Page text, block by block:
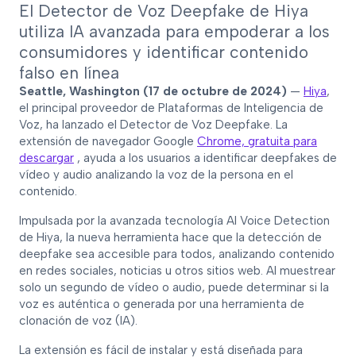
El Detector de Voz Deepfake de Hiya
utiliza IA avanzada para empoderar a los
consumidores y identificar contenido
falso en línea
Seattle, Washington (17 de octubre de 2024) — Hiya,
el principal proveedor de Plataformas de Inteligencia de
Voz, ha lanzado el Detector de Voz Deepfake. La
extensión de navegador Google Chrome, gratuita para
descargar , ayuda a los usuarios a identificar deepfakes de
vídeo y audio analizando la voz de la persona en el
contenido.
Impulsada por la avanzada tecnología AI Voice Detection
de Hiya, la nueva herramienta hace que la detección de
deepfake sea accesible para todos, analizando contenido
en redes sociales, noticias u otros sitios web. Al muestrear
solo un segundo de vídeo o audio, puede determinar si la
voz es auténtica o generada por una herramienta de
clonación de voz (IA).
La extensión es fácil de instalar y está diseñada para